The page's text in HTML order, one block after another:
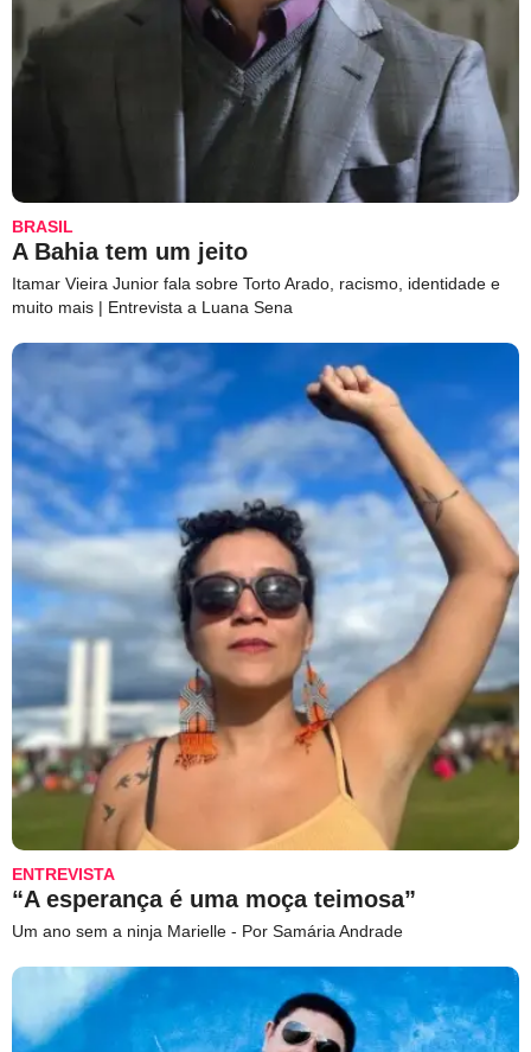
BRASIL
A Bahia tem um jeito
Itamar Vieira Junior fala sobre Torto Arado, racismo, identidade e
muito mais | Entrevista a Luana Sena
ENTREVISTA
“A esperança é uma moça teimosa”
Um ano sem a ninja Marielle - Por Samária Andrade